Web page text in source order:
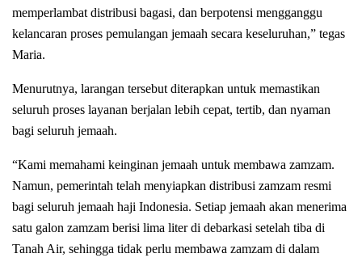
memperlambat distribusi bagasi, dan berpotensi mengganggu
kelancaran proses pemulangan jemaah secara keseluruhan,” tegas
Maria.
Menurutnya, larangan tersebut diterapkan untuk memastikan
seluruh proses layanan berjalan lebih cepat, tertib, dan nyaman
bagi seluruh jemaah.
“Kami memahami keinginan jemaah untuk membawa zamzam.
Namun, pemerintah telah menyiapkan distribusi zamzam resmi
bagi seluruh jemaah haji Indonesia. Setiap jemaah akan menerima
satu galon zamzam berisi lima liter di debarkasi setelah tiba di
Tanah Air, sehingga tidak perlu membawa zamzam di dalam